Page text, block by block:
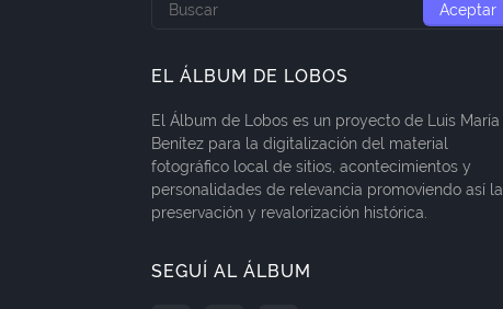
EL ÁLBUM DE LOBOS
El Álbum de Lobos es un proyecto de Luis María
Benítez para la digitalización del material
fotográfico local de sitios, acontecimientos y
personalidades de relevancia promoviendo así la
preservación y revalorización histórica.
SEGUÍ AL ÁLBUM